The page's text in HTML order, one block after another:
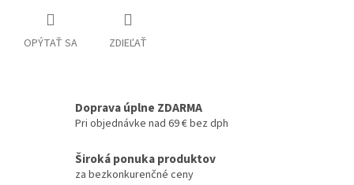
OPÝTAŤ SA ZDIEĽAŤ
Doprava úplne ZDARMA
Pri objednávke nad 69 € bez dph
Široká ponuka produktov
za bezkonkurenčné ceny